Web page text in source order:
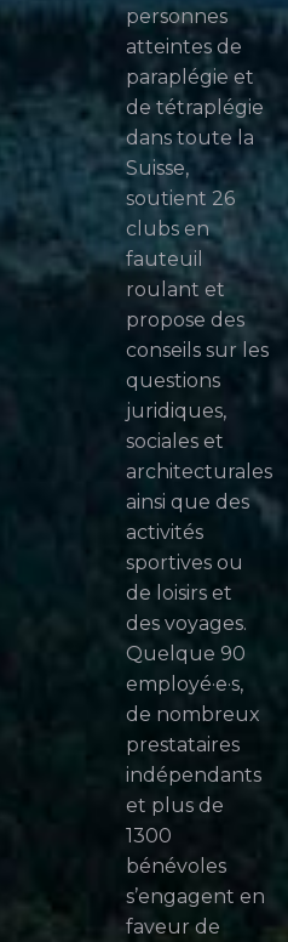
personnes
atteintes de
paraplégie et
de tétraplégie
dans toute la
Suisse,
soutient 26
clubs en
fauteuil
roulant et
propose des
conseils sur les
questions
juridiques,
sociales et
architecturales
ainsi que des
activités
sportives ou
de loisirs et
des voyages.
Quelque 90
employé·e·s,
de nombreux
prestataires
indépendants
et plus de
1300
bénévoles
s’engagent en
faveur de